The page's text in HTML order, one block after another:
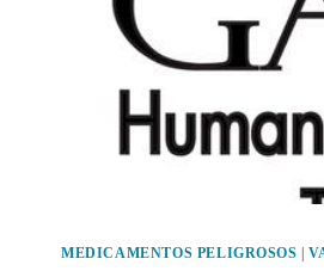
MEDICAMENTOS PELIGROSOS |